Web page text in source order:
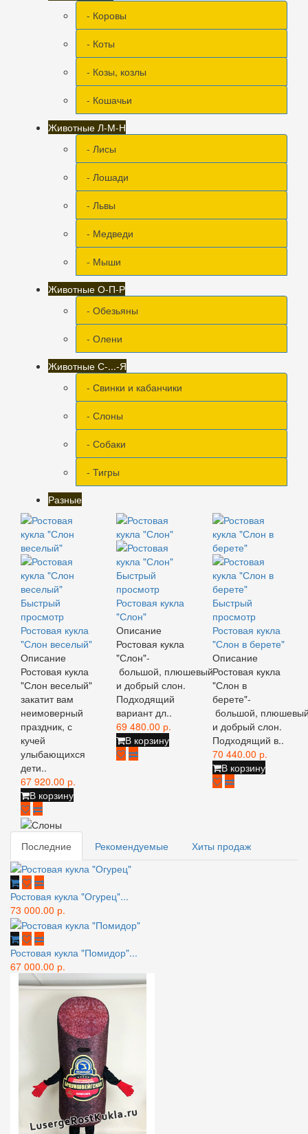
- Коровы
- Коты
- Козы, козлы
- Кошачьи
Животные Л-М-Н
- Лисы
- Лошади
- Львы
- Медведи
- Мыши
Животные О-П-Р
- Обезьяны
- Олени
Животные С-...-Я
- Свинки и кабанчики
- Слоны
- Собаки
- Тигры
Разные
Быстрый
просмотр
Ростовая кукла
"Слон веселый"
Описание
Ростовая кукла
"Слон веселый"
закатит вам
неимоверный
праздник, с
кучей
улыбающихся
дети..
67 920.00 р.
В корзину
Быстрый
просмотр
Ростовая кукла
"Слон"
Описание
Ростовая кукла
"Слон"-
большой, плюшевый
и добрый слон.
Подходящий
вариант дл..
69 480.00 р.
В корзину
Быстрый
просмотр
Ростовая кукла
"Слон в берете"
Описание
Ростовая кукла
"Слон в
берете"-
большой,
и добрый слон.
Подходящий в..
70 440.00 р.
В корзину
Последние Рекомендуемые Хиты продаж
Ростовая кукла "Огурец"...
73 000.00 р.
Ростовая кукла "Помидор"...
67 000.00 р.